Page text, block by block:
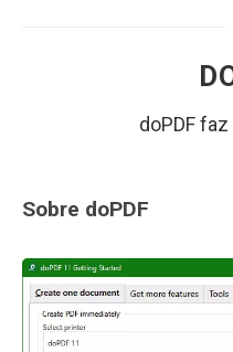
doPDF faz
Sobre doPDF